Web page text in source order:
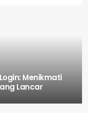
Menikmati
Lancar